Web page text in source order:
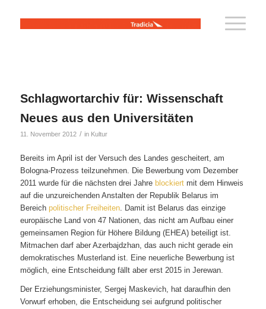
Schlagwortarchiv für: Wissenschaft
Neues aus den Universitäten
11. November 2012 / in Kultur
Bereits im April ist der Versuch des Landes gescheitert, am
Bologna-Prozess teilzunehmen. Die Bewerbung vom Dezember
2011 wurde für die nächsten drei Jahre blockiert mit dem Hinweis
auf die unzureichenden Anstalten der Republik Belarus im
Bereich politischer Freiheiten. Damit ist Belarus das einzige
europäische Land von 47 Nationen, das nicht am Aufbau einer
gemeinsamen Region für Höhere Bildung (EHEA) beteiligt ist.
Mitmachen darf aber Azerbajdzhan, das auch nicht gerade ein
demokratisches Musterland ist. Eine neuerliche Bewerbung ist
möglich, eine Entscheidung fällt aber erst 2015 in Jerewan.
Der Erziehungsminister, Sergej Maskevich, hat daraufhin den
Vorwurf erhoben, die Entscheidung sei aufgrund politischer